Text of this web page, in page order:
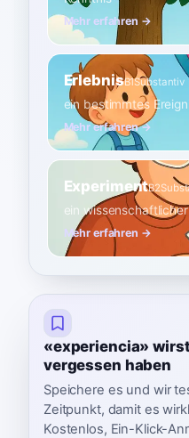
Mehr erfahren →
ErlebnisB1Substantiv
ein bestimmtes
Mehr erfahren →
ExperimentB2
ein
Mehr erfahren →
«experiencia»
vergessen haben
Speichere es und wir
Zeitpunkt, damit es
Kostenlos, Ein-Klick-